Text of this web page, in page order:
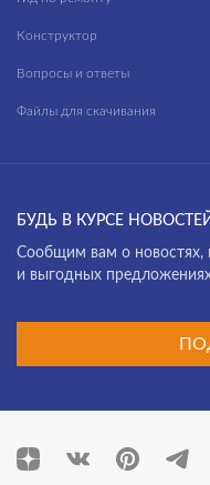
Конструктор
Вопросы и ответы
Файлы для скачивания
БУДЬ В КУРСЕ НОВОСТЕЙ
Cообщим вам о новостях,
и выгодных